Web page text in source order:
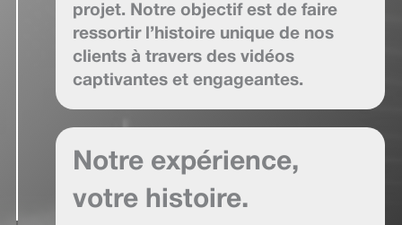
projet. Notre objectif est de faire
ressortir l’histoire unique de nos
clients à travers des vidéos
captivantes et engageantes.
Notre expérience,
votre histoire.